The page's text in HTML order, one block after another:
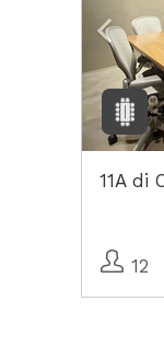
11A di
12